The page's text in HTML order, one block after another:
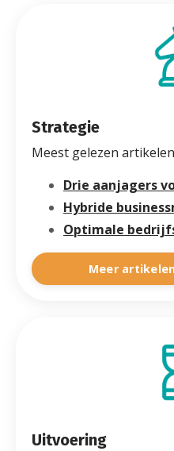
Strategie
Meest gelezen
Drie aanjagers
Hybride
Optimale
Meer
Uitvoering